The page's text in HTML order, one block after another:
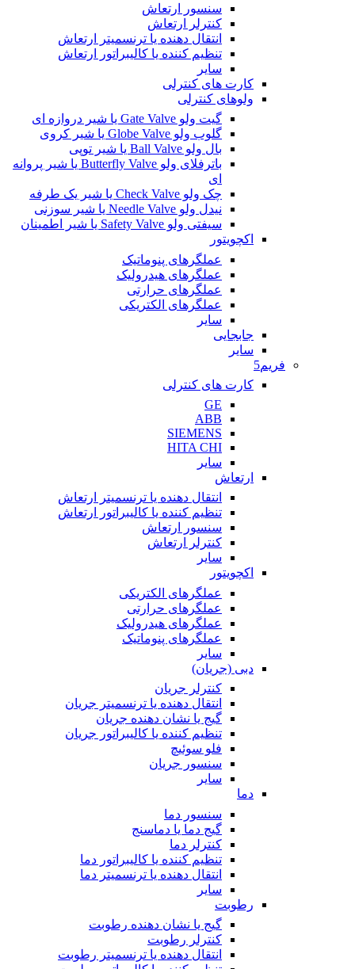
سنسور ارتعاش
کنترلر ارتعاش
انتقال دهنده یا ترنسمیتر ارتعاش
تنظیم کننده یا کالیبراتور ارتعاش
سایر
کارت های کنترلی
ولوهای کنترلی
گیت ولو Gate Valve یا شیر دروازه ای
گلوب ولو Globe Valve یا شیر کروی
بال ولو Ball Valve یا شیر توپی
باترفلای ولو Butterfly Valve یا شیر پروانه
ای
چک ولو Check Valve یا شیر یک طرفه
نیدل ولو Needle Valve یا شیر سوزنی
سیفتی ولو Safety Valve یا شیر اطمینان
اکچویتور
عملگرهای پنوماتیک
عملگرهای هیدرولیک
عملگرهای حرارتی
عملگرهای الکتریکی
سایر
جابجایی
سایر
فریم5
کارت های کنترلی
GE
ABB
SIEMENS
HITA CHI
سایر
ارتعاش
انتقال دهنده یا ترنسمیتر ارتعاش
تنظیم کننده یا کالیبراتور ارتعاش
سنسور ارتعاش
کنترلر ارتعاش
سایر
اکچویتور
عملگرهای الکتریکی
عملگرهای حرارتی
عملگرهای هیدرولیک
عملگرهای پنوماتیک
سایر
دبی (جریان)
کنترلر جریان
انتقال دهنده یا ترنسمیتر جریان
گیج یا نشان دهنده جریان
تنظیم کننده یا کالیبراتور جریان
فلو سوئیچ
سنسور جریان
سایر
دما
سنسور دما
گیج دما یا دماسنج
کنترلر دما
تنظیم کننده یا کالیبراتور دما
انتقال دهنده یا ترنسمیتر دما
سایر
رطوبت
گیج یا نشان دهنده رطوبت
کنترلر رطوبت
انتقال دهنده یا ترنسمیتر رطوبت